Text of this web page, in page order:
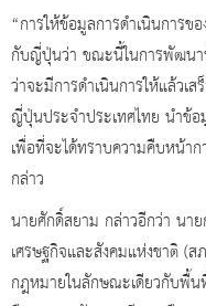
“การให้ข้อมูลการดำเนินการ
กับญี่ปุ่นว่า ขณะนี้ในการพัฒนา
ว่าจะมีการดำเนินการให้แล้วเ
ญี่ปุ่นประจำประเทศไทย นำข้
เพื่อที่จะได้ทราบความคืบหน้า
กล่าว
นายศักดิ์สยาม กล่าวอีกว่า นา
เศรษฐกิจและสังคมแห่งชาติ (
กฎหมายในลักษณะเดียวกับพื้